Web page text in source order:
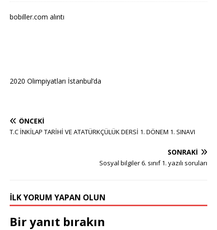
bobiller.com alıntı
2020 Olimpiyatları İstanbul’da
ÖNCEKI
T.C İNKİLAP TARİHİ VE ATATÜRKÇÜLÜK DERSİ 1. DÖNEM 1. SINAVI
SONRAKI
Sosyal bilgiler 6. sınıf 1. yazılı soruları
İLK YORUM YAPAN OLUN
Bir yanıt bırakın